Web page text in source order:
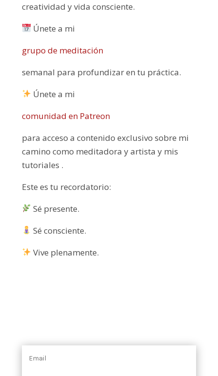
creatividad y vida consciente.
Únete a mi
grupo de meditación
semanal para profundizar en tu práctica.
Únete a mi
comunidad en Patreon
para acceso a contenido exclusivo sobre mi
camino como meditadora y artista y mis
tutoriales .
Este es tu recordatorio:
Sé presente.
Sé consciente.
Vive plenamente.